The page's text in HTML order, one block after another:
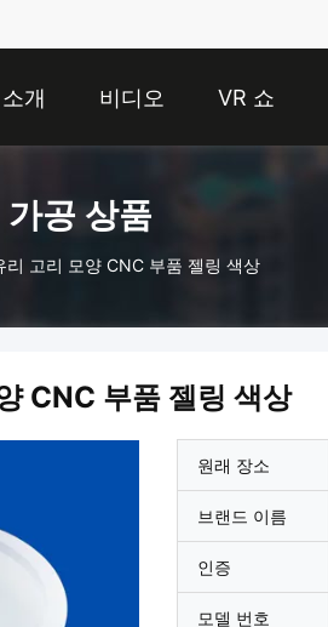
개 비디오 VR 쇼
공 상품
리 고리 모양 CNC 부품 젤링 색상
CNC 부품 젤링 색상
원래 장소
브랜드 이름
인증
모델 번호